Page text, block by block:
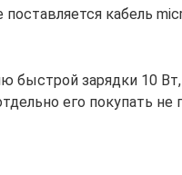
кабель
зарядки 10 Вт,
его покупать не